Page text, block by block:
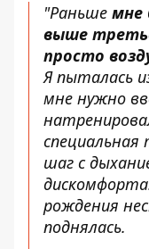
"Раньше мне
выше
просто
Я пыталась
мне нужно
специальная
шаг с
рождения
поднялась.